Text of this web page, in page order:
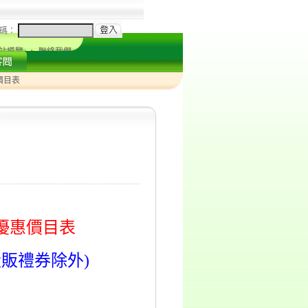
：
導覽 聯絡我們
目表
惠價目表
禮券除外)